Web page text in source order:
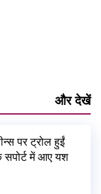
और देखें
पर ट्रोल हुईं
सपोर्ट में आए यश